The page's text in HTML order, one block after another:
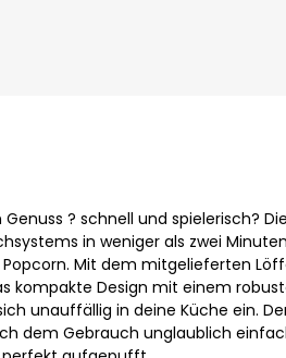
? schnell und spielerisch?
in weniger als zwei
Mit dem mitgelieferten
kompakte Design mit einem
unauffällig in deine Küche ein.
dem Gebrauch unglaublich